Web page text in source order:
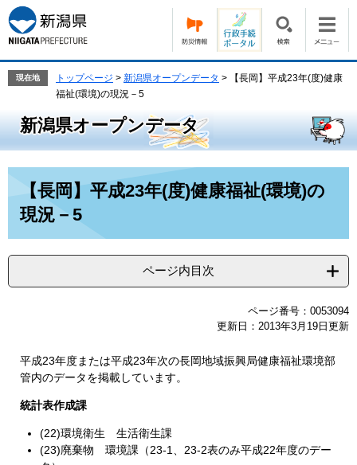
ー
ジ
の
す。
ニ
ュ
ー
現在地 トップページ > 新潟県オープンデータ >
【長岡】平成23年(度)健康
福祉(環境)の現況－5
新潟県オープンデータ
【長岡】平成23年(度)健康福祉(環境)の
現況－5
ページ内目次
ページ番号：0053094
更新日：2013年3月19日更新
平成23年度または平成23年次の長岡地域振興局健康福祉環境部
管内のデータを掲載しています。
統計表作成課
(22)環境衛生 生活衛生課
(23)廃棄物 環境課（23-1、23-2表のみ平成22年度のデー